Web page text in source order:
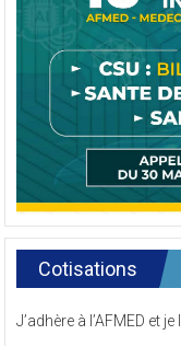
Cotisations
J’adhère à l’AFMED et